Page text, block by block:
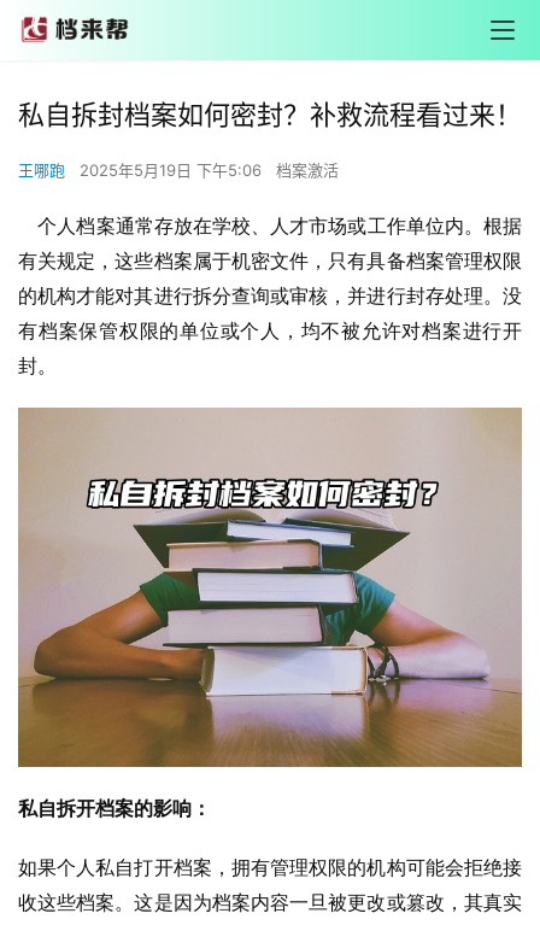
私自拆封档案如何密封？补救流程看过来！
王哪跑 2025年5月19日 下午5:06 档案激活
个人档案通常存放在学校、人才市场或工作单位内。根据
有关规定，这些档案属于机密文件，只有具备档案管理权限
的机构才能对其进行拆分查询或审核，并进行封存处理。没
有档案保管权限的单位或个人，均不被允许对档案进行开
封。
私自拆开档案的影响：
如果个人私自打开档案，拥有管理权限的机构可能会拒绝接
收这些档案。这是因为档案内容一旦被更改或篡改，其真实